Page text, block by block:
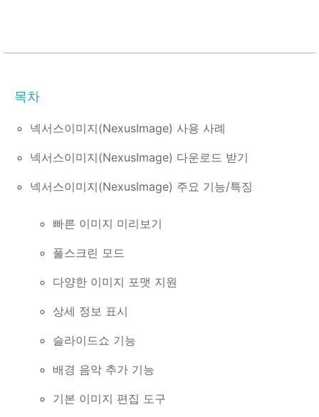
넥서스이미지(NexusImage) 사용 사례
넥서스이미지(NexusImage) 다운로드 받기
넥서스이미지(NexusImage) 주요 기능/특징
빠른 이미지 미리보기
풀스크린 모드
다양한 이미지 포맷 지원
상세 정보 표시
슬라이드쇼 기능
배경 음악 추가 기능
기본 이미지 편집 도구